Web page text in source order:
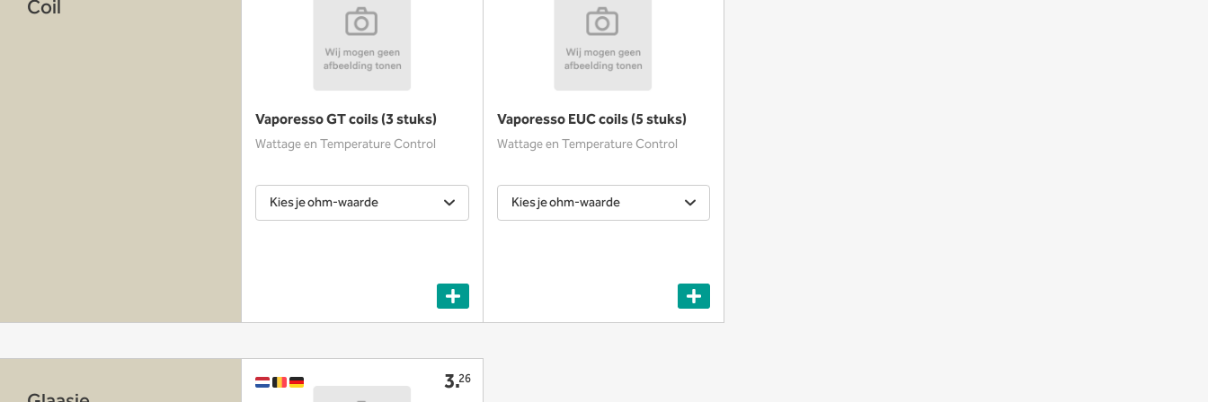
Coil
Vaporesso GT coils (3 stuks)
Wattage en Temperature Control
Kies je ohm-waarde
Vaporesso EUC coils (5 stuks)
Wattage en Temperature Control
Kies je ohm-waarde
3.26